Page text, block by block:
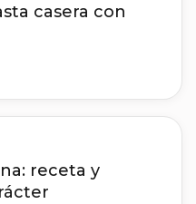
casera con
receta y